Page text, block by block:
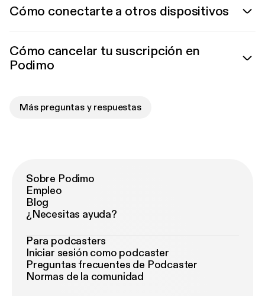
Cómo conectarte a otros dispositivos
Cómo cancelar tu suscripción en
Podimo
Más preguntas y respuestas
Sobre Podimo
Empleo
Blog
¿Necesitas ayuda?
Para podcasters
Iniciar sesión como podcaster
Preguntas frecuentes de Podcaster
Normas de la comunidad